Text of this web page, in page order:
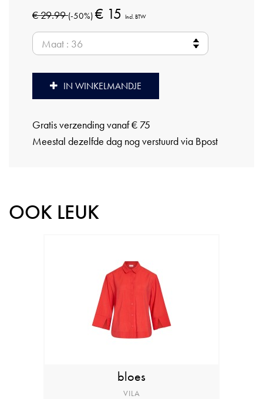
€ 29.99(-50%) € 15 Incl. BTW
IN WINKELMANDJE
Gratis verzending vanaf € 75
Meestal dezelfde dag nog verstuurd via Bpost
OOK LEUK
bloes
VILA